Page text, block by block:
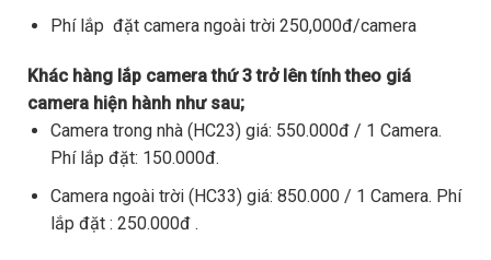
Phí lắp đặt camera ngoài trời 250,000đ/camera
Khác hàng lắp camera thứ 3 trở lên tính theo giá
camera hiện hành như sau;
Camera trong nhà (HC23) giá: 550.000đ / 1 Camera.
Phí lắp đặt: 150.000đ.
Camera ngoài trời (HC33) giá: 850.000 / 1 Camera. Phí
lắp đặt : 250.000đ .